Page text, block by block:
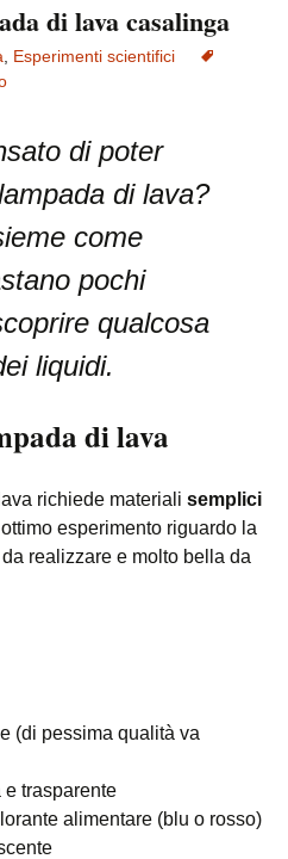
di lava casalinga
Esperimenti scientifici
di poter
di lava?
come
pochi
qualcosa
liquidi.
di lava
richiede materiali semplici
esperimento riguardo la
realizzare e molto bella da
(di pessima qualità va
e trasparente
alimentare (blu o rosso)